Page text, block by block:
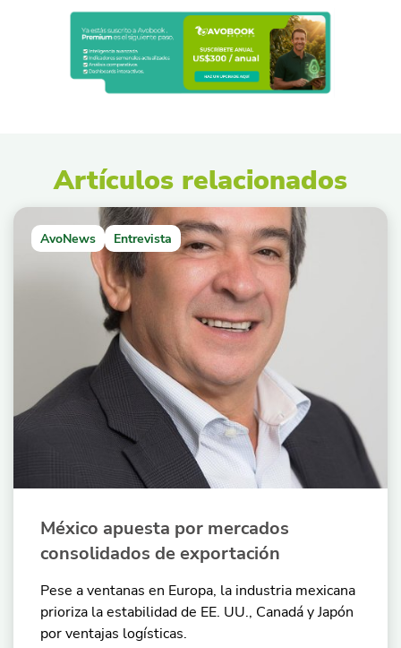
Artículos relacionados
AvoNews Entrevista
México apuesta por mercados
consolidados de exportación
Pese a ventanas en Europa, la industria mexicana
prioriza la estabilidad de EE. UU., Canadá y Japón
por ventajas logísticas.